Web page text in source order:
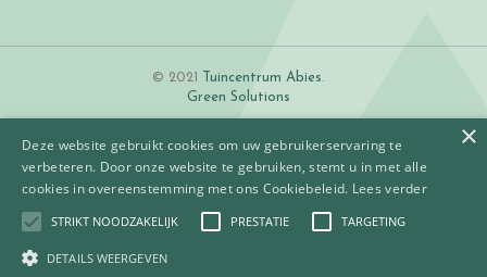
© 2021 Tuincentrum Abies.
Green Solutions
Algemene voorwaarden
×
Deze website gebruikt cookies om uw gebruikerservaring te
verbeteren. Door onze website te gebruiken, stemt u in met alle
cookies in overeenstemming met ons Cookiebeleid. Lees verder
STRIKT NOODZAKELIJK PRESTATIE TARGETING
DETAILS WEERGEVEN